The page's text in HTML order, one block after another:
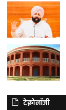
टेक्नोलॉजी